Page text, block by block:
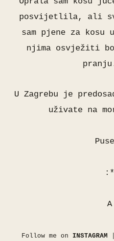
posvijetlila, ali
sam pjene za
njima osvježiti
U Zagrebu je
uživate na
:*
A
Follow me on INSTAGRAM